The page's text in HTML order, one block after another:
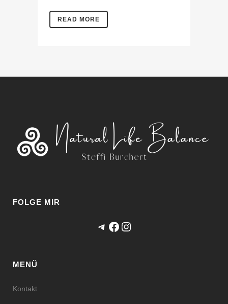
READ MORE
FOLGE MIR
Telegram
Facebook
Instagram
MENÜ
Kontakt